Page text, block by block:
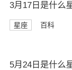
3月17日是什么
星座 百科
5月24日是什么